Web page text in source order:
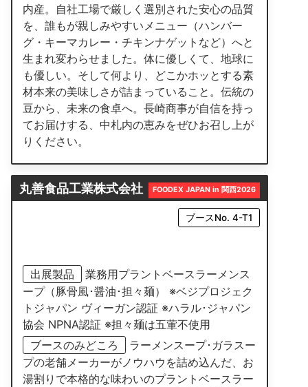
内産。自社工場で厳しく選別された安心の品質
を、誰もが親しみやすいメニュー（ハンバー
グ・キーマカレー・チキンナゲットなど）へと
生まれ変わらせました。体に優しくて、地球に
も優しい。そして何より、どこかホッとする素
材本来の美味しさが詰まっていること。伝統の
豆から、未来の食卓へ。長崎商事が自信を持っ
てお届けする、中札内の恵みをぜひお召し上が
りください。
丸善食品工業株式会社 FOODEX JAPAN in 関西2026
ブースNo. 4-T1
出展製品
業務用プラントベースラーメンス
ープ（豚骨風･醤油･担々麺） ※ベジプロジェク
トジャパン ヴィーガン認証 ※ハラル･ジャパン
協会 NPNA認証 ※担々麺は五葷不使用
ブースのみどころ
ラーメンスープ･ガラスー
プの老舗メーカーがノウハウを詰め込んだ、お
湯割りで本格的な味わいのプラントベースラー